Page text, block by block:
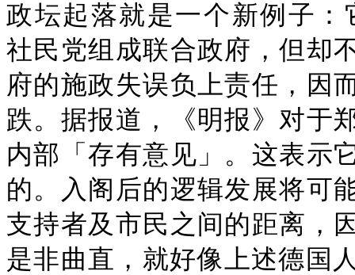
政坛起落就是一个新例子
社民党组成联合政府，但却
府的施政失误负上责任，因
跌。据报道，《明报》对于
内部「存有意见」。这表示
的。入阁后的逻辑发展将可
支持者及市民之间的距离，
是非曲直，就好像上述德国